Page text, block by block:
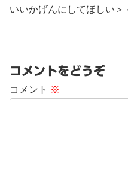
いいかげんにしてほしい＞
コメントをどうぞ
コメント ※